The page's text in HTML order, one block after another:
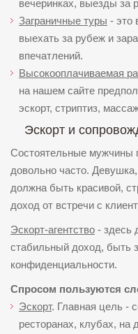
вечеринках, выезды за
Заграничные туры - это
выехать за рубеж и
впечатлений.
Высокооплачиваемая
на нашем сайте
эскорт, стриптиз,
Эскорт и
Состоятельные мужчины
довольно часто.
должна быть красивой,
доход от встречи с
Эскорт-агентство - здесь
стабильный доход, быть
конфиденциальности.
Спросом пользуются
Эскорт. Главная цель -
ресторанах, клубах, на